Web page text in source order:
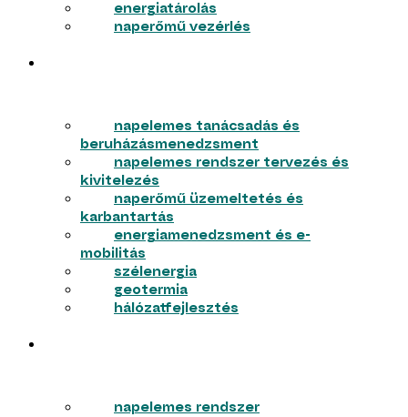
energiatárolás
naperőmű vezérlés
napelemes tanácsadás és
beruházásmenedzsment
napelemes rendszer tervezés és
kivitelezés
naperőmű üzemeltetés és
karbantartás
energiamenedzsment és e-
mobilitás
szélenergia
geotermia
hálózatfejlesztés
napelemes rendszer